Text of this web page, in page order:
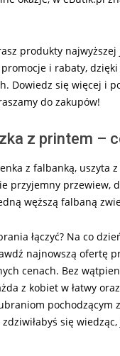
produkty
i rabaty,
Dowiedz się więcej i
do zakupów!
z printem –
z falbanką, uszyta
przyjemny przewiew,
węższą falbaną
łączyć? Na co
najnowszą ofertę
cenach. Bez
z kobiet w łatwy
pochodzącym
się